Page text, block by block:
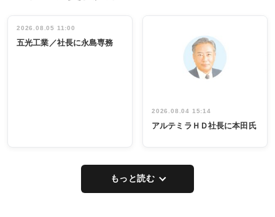
インタビュ
ー／社内ア
祝う 業界関
係者ら220人
出席
2026.08.05 11:00
五光工業／社長に永島専務
2026.08.04 15:14
アルテミラＨＤ社長に本田氏
もっと読む